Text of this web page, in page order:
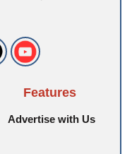
Features
Advertise with Us